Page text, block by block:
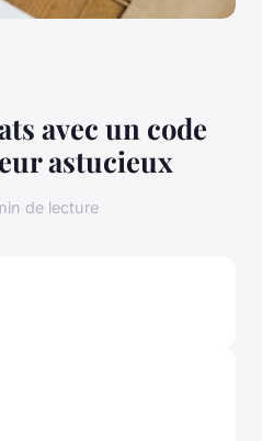
avec un code
astucieux
de lecture